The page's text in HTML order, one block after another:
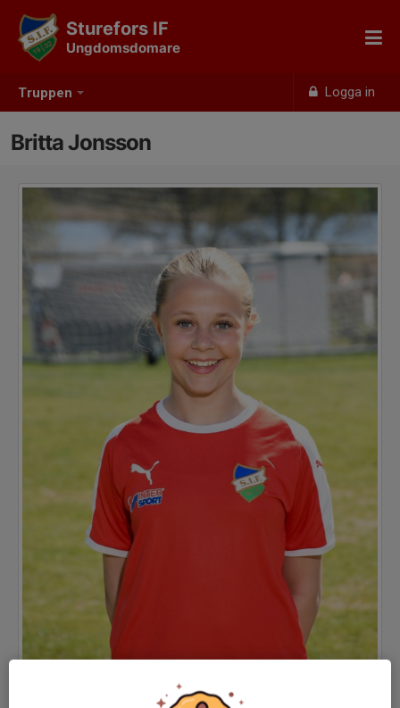
Truppen Logga in
Sturefors IF
Ungdomsdomare
Britta Jonsson